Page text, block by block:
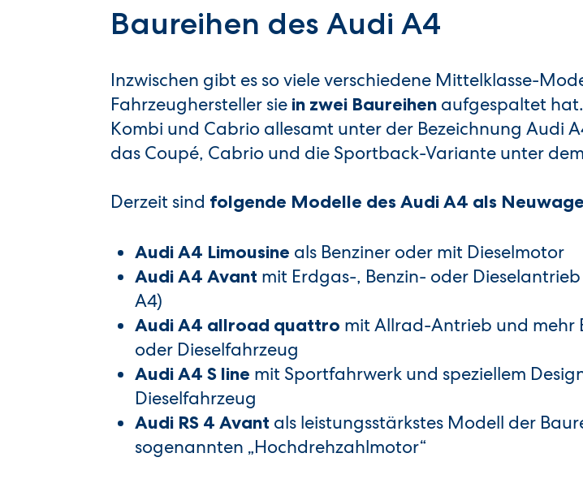
Baureihen des Audi A4
Inzwischen gibt es so viele verschiedene Mittelklasse-
Fahrzeughersteller sie in zwei Baureihen aufgespaltet
Kombi und Cabrio allesamt unter der Bezeichnung Audi
das Coupé, Cabrio und die Sportback-Variante unter
Derzeit sind folgende Modelle des Audi A4 als
Audi A4 Limousine als Benziner oder mit Dieselmotor
Audi A4 Avant mit Erdgas-, Benzin- oder
A4)
Audi A4 allroad quattro mit Allrad-Antrieb und mehr
oder Dieselfahrzeug
Audi A4 S line mit Sportfahrwerk und speziellem
Dieselfahrzeug
Audi RS 4 Avant als leistungsstärkstes Modell der
sogenannten „Hochdrehzahlmotor“